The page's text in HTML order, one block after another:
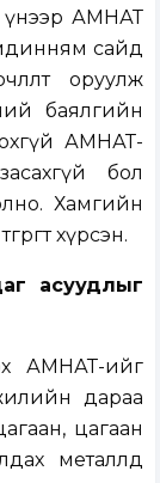
үнээр АМНАТ
сайд
оруулж
баялгийн
АМНАТ-
бол
Хамгийн
хүрсэн.
асуудлыг
АМНАТ-ийг
дараа
цагаан
металлд